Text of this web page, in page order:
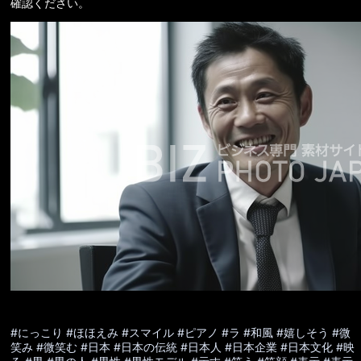
確認ください。
#にっこり #ほほえみ #スマイル #ピアノ #ラ #和風 #嬉しそう #微
笑み #微笑む #日本 #日本の伝統 #日本人 #日本企業 #日本文化 #映